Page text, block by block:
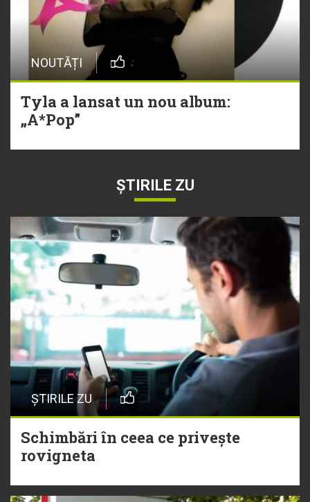
NOUTĂȚI
Tyla a lansat un nou album:
„A*Pop”
ȘTIRILE ZU
ȘTIRILE ZU
Schimbări în ceea ce privește
rovigneta